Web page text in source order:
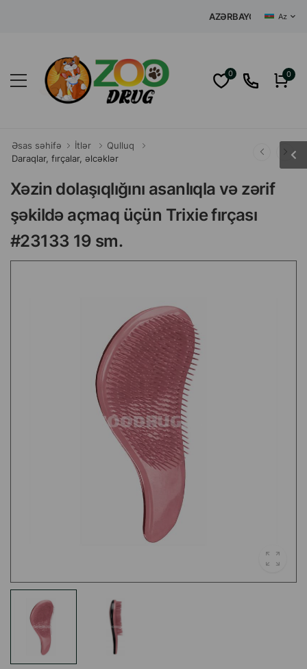
AZƏRBAYCANIN MƏRKƏZI
Az
0 0
Əsas səhifə İtlər
Qulluq
Daraqlar, fırçalar, əlcəklər
Xəzin dolaşıqlığını asanlıqla və zərif
şəkildə açmaq üçün Trixie fırçası
#23133 19 sm.